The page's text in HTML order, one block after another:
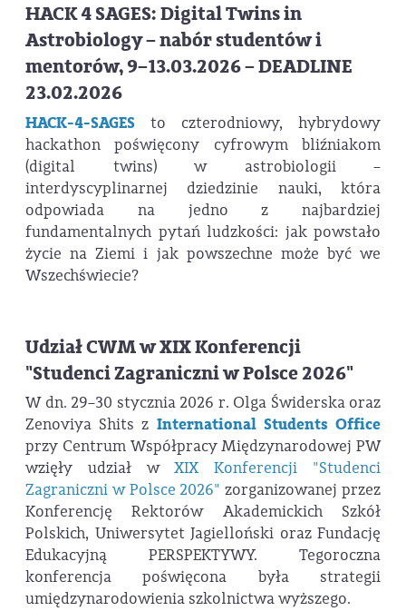
HACK 4 SAGES: Digital Twins in
Astrobiology – nabór studentów i
mentorów, 9–13.03.2026 – DEADLINE
23.02.2026
HACK-4-SAGES
to czterodniowy, hybrydowy
hackathon poświęcony cyfrowym bliźniakom
(digital twins) w astrobiologii –
interdyscyplinarnej dziedzinie nauki, która
odpowiada na jedno z najbardziej
fundamentalnych pytań ludzkości: jak powstało
życie na Ziemi i jak powszechne może być we
Wszechświecie?
Udział CWM w XIX Konferencji
"Studenci Zagraniczni w Polsce 2026"
W dn. 29–30 stycznia 2026 r. Olga Świderska oraz
Zenoviya Shits z International Students Office
przy Centrum Współpracy Międzynarodowej PW
wzięły udział wXIX Konferencji "Studenci
Zagraniczni w Polsce 2026"zorganizowanej przez
Konferencję Rektorów Akademickich Szkół
Polskich, Uniwersytet Jagielloński oraz Fundację
Edukacyjną PERSPEKTYWY. Tegoroczna
konferencja poświęcona była strategii
umiędzynarodowienia szkolnictwa wyższego.